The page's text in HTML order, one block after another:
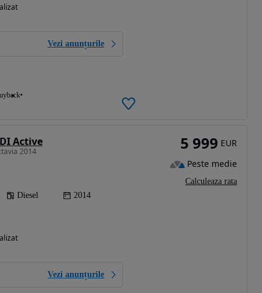
Vezi anunțurile
Active
2014
Diesel 2014
Vezi anunțurile
5 999 EUR
Peste medie
Calculeaza rata